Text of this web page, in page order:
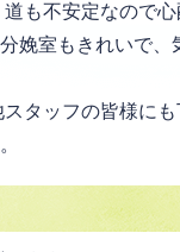
も不安定なので
娩室もきれいで
タッフの皆様に